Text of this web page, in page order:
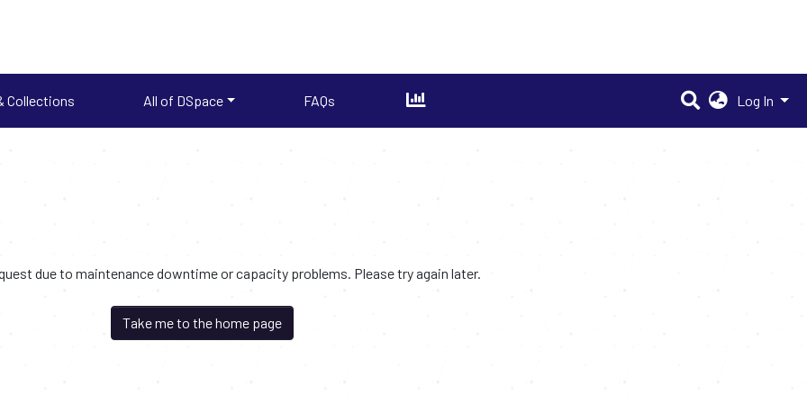
Collections All of DSpace FAQs Log In
due to maintenance downtime or capacity problems. Please try again later.
Take me to the home page